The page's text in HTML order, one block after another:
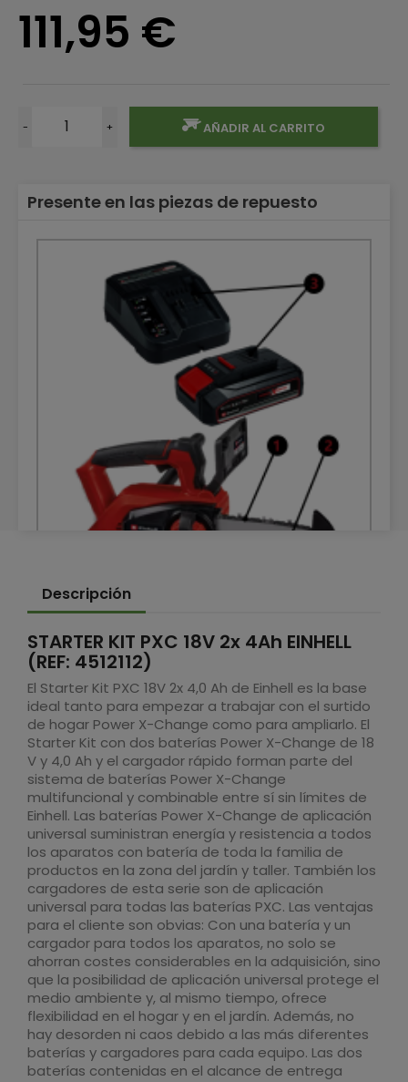
111,95 €
- + AÑADIR AL CARRITO
Presente en las piezas de repuesto
DESPIECE MOTOSIERRA DE MANO INALAMBRICA
FORTEXXA 18/20 TH EINHELL
DESPIECE MOTOSIERRA DE MANO INALAMBRICA FORTEXXA
18/20 TH EINHELL
DESPIECE MOTOSIERRA FORTEXXA 18/30 LI-
SOLO EINHELL
DESPIECE MOTOSIERRA FORTEXXA 18/30 LI-SOLO EINHELL
Descripción
STARTER KIT PXC 18V 2x 4Ah EINHELL
(REF: 4512112)
El Starter Kit PXC 18V 2x 4,0 Ah de Einhell es la base
ideal tanto para empezar a trabajar con el surtido
de hogar Power X-Change como para ampliarlo. El
Starter Kit con dos baterías Power X-Change de 18
V y 4,0 Ah y el cargador rápido forman parte del
sistema de baterías Power X-Change
multifuncional y combinable entre sí sin límites de
Einhell. Las baterías Power X-Change de aplicación
universal suministran energía y resistencia a todos
los aparatos con batería de toda la familia de
productos en la zona del jardín y taller. También los
cargadores de esta serie son de aplicación
universal para todas las baterías PXC. Las ventajas
para el cliente son obvias: Con una batería y un
cargador para todos los aparatos, no solo se
ahorran costes considerables en la adquisición, sino
que la posibilidad de aplicación universal protege el
medio ambiente y, al mismo tiempo, ofrece
flexibilidad en el hogar y en el jardín. Además, no
hay desorden ni caos debido a las más diferentes
baterías y cargadores para cada equipo. Las dos
baterías contenidas en el alcance de entrega